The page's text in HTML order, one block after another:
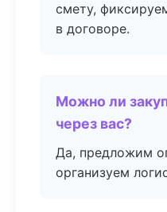
смету,
в договоре.
Можно ли
через вас?
Да, предложим
организуем